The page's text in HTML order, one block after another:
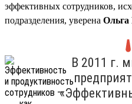
эффективных сотрудников,
подразделения, уверена Ольга
В 2011 г.